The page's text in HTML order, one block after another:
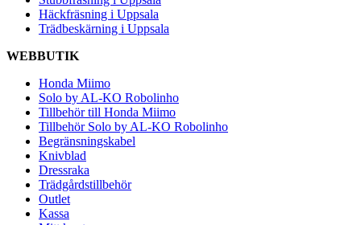
Häckfräsning i Uppsala
Trädbeskärning i Uppsala
WEBBUTIK
Honda Miimo
Solo by AL-KO Robolinho
Tillbehör till Honda Miimo
Tillbehör Solo by AL-KO Robolinho
Begränsningskabel
Knivblad
Dressraka
Trädgårdstillbehör
Outlet
Kassa